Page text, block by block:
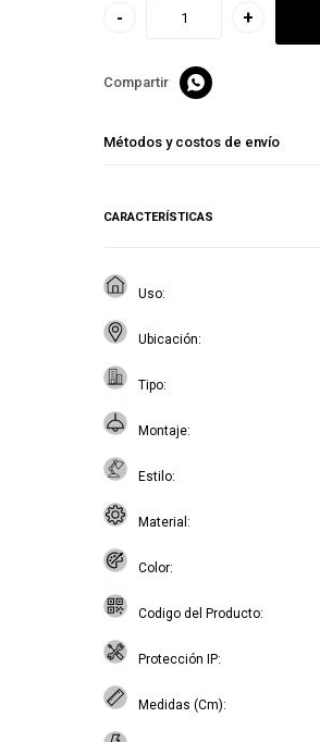
- +

Métodos y costos de envío
CARACTERÍSTICAS
Uso
Ubicación
Tipo
Montaje
Estilo
Material
Color
Codigo del Producto
Protección IP
Medidas (Cm)